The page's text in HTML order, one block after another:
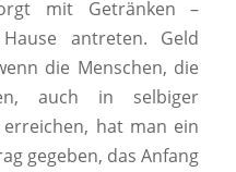
mit Getränken –
antreten. Geld
die Menschen, die
auch in selbiger
hat man ein
gegeben, das Anfang